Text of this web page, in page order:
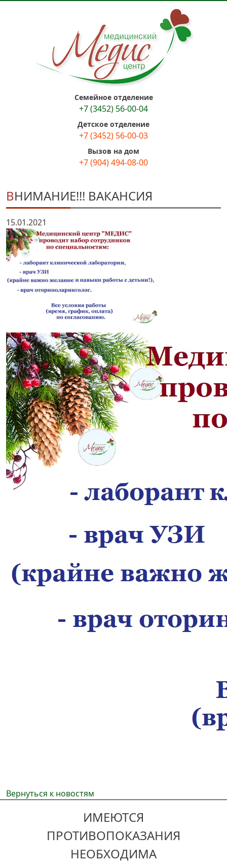
Семейное отделение
+7 (3452) 56-00-04
Детское отделение
+7 (3452) 56-00-03
Вызов на дом
+7 (904) 494-08-00
ВНИМАНИЕ!!! ВАКАНСИЯ
15.01.2021
Вернуться к новостям
ИМЕЮТСЯ
ПРОТИВОПОКАЗАНИЯ
НЕОБХОДИМА